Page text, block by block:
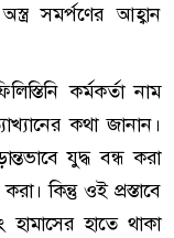
সমর্পণের আহ্বান
কর্মকর্তা নাম
কথা জানান।
যুদ্ধ বন্ধ করা
কিন্তু ওই প্রস্তাবে
হাতে থাকা